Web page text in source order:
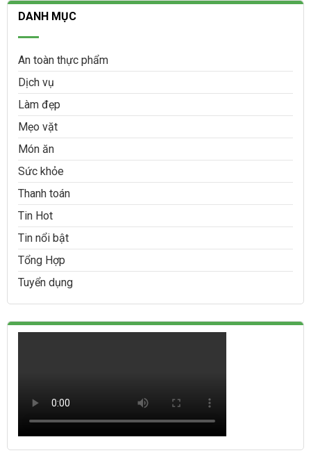
DANH MỤC
An toàn thực phẩm
Dịch vụ
Làm đẹp
Mẹo vặt
Món ăn
Sức khỏe
Thanh toán
Tin Hot
Tin nổi bật
Tổng Hợp
Tuyển dụng